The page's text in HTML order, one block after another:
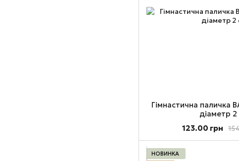
Гімнастична паличка
діаметр 2
123.00 грн
НОВИНКА